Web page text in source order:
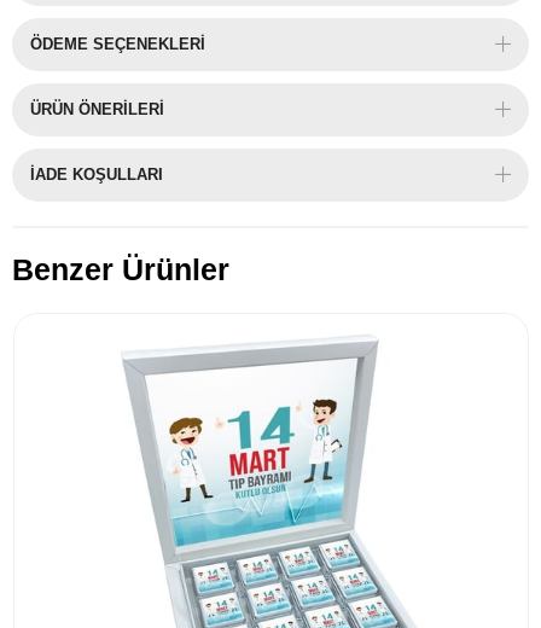
ÖDEME SEÇENEKLERI
ÜRÜN ÖNERILERI
İADE KOŞULLARI
Benzer Ürünler